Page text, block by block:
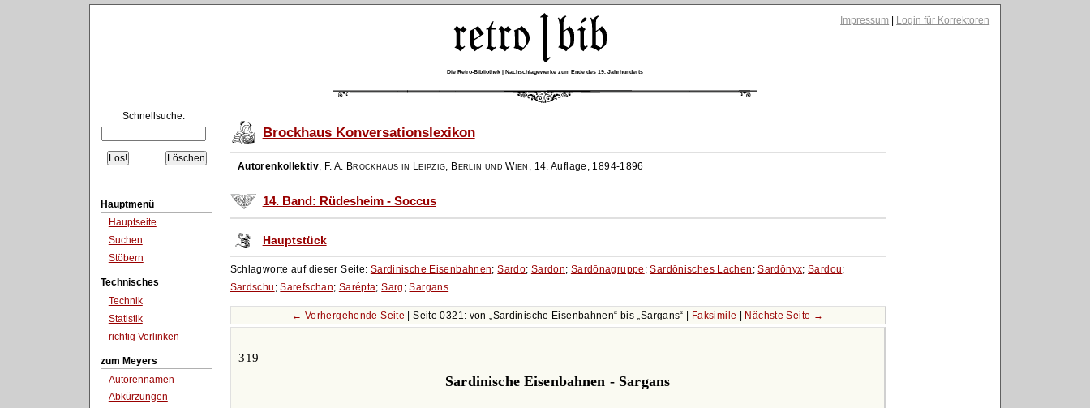
Impressum Login für Korrektoren
Die Retro-Bibliothek | Nachschlagewerke zum Ende des 19. Jahrhunderts
Schnellsuche:
Hauptmenü
Hauptseite
Suchen
Stöbern
Technisches
Technik
Statistik
richtig Verlinken
zum Meyers
Autorennamen
Abkürzungen
Brockhaus Konversationslexikon
Autorenkollektiv, F. A. Brockhaus in Leipzig, Berlin und Wien , 14. Auflage, 1894-1896
14. Band: Rüdesheim - Soccus
Hauptstück
Schlagworte auf dieser Seite: Sardinische Eisenbahnen;Sardo; Sardon; Sardōnagruppe ;Sardōnisches Lachen ;Sardōnyx;Sardou;
Sardschu ;Sarefschan; Sarépta;Sarg ;Sargans
← Vorhergehende Seite | Seite 0321: von Sardinische Eisenbahnen bis Sargans Faksimile Nächste Seite →
319
Sardinische Eisenbahnen - Sargans